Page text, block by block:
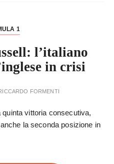
1
l’italiano
in crisi
FORMENTI
vittoria consecutiva,
la seconda posizione in